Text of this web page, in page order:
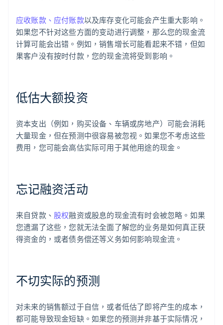
应收账款、应付账款以及库存变化可能会产生重大影响。
如果您不针对这些方面的变动进行调整，那么您的现金流
计算可能会出错。例如，销售增长可能看起来不错，但如
果客户没有按时付款，您的现金流将受到影响。
低估大额投资
资本支出（例如，购买设备、车辆或房地产）可能会消耗
大量现金，但在预测中很容易被忽视。如果您不考虑这些
费用，您可能会高估实际可用于其他用途的现金。
忘记融资活动
来自贷款、 股权融资或股息的现金流有时会被忽略。如果
您遗漏了这些，您就无法全面了解您的业务是如何真正获
得资金的，或者债务偿还等义务如何影响现金流。
不切实际的预测
对未来的销售额过于自信，或者低估了即将产生的成本，
都可能导致现金短缺。如果您的预测并非基于实际情况，